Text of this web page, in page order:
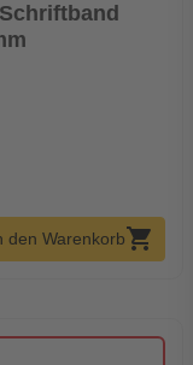
Menge
den Warenkorb shopping_cart